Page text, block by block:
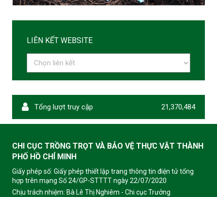
LIÊN KẾT WEBSITE
Tổng lượt truy cập 21,370,484
CHI CỤC TRỒNG TRỌT VÀ BẢO VỆ THỰC VẬT THÀNH
PHỐ HỒ CHÍ MINH
Giấy phép số: Giấy phép thiết lập trang thông tin điện tử tổng
hợp trên mạng Số 24/GP-STTTT ngày 22/07/2020
Chịu trách nhiệm: Bà Lê Thị Nghiêm - Chi cục Trưởng